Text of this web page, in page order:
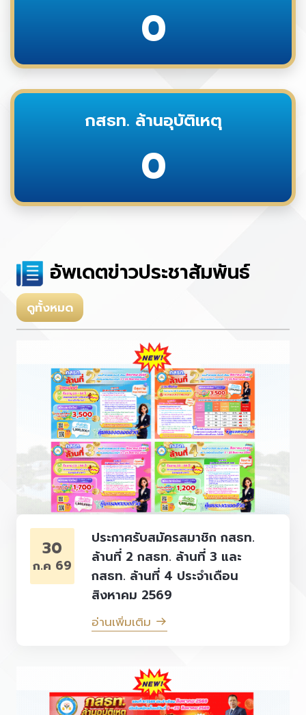
0
กสธท. ล้านอุบัติเหตุ
0
อัพเดตข่าวประชาสัมพันธ์
ดูทั้งหมด
30
ก.ค 69
ประกาศรับสมัครสมาชิก กสธท.
ล้านที่ 2 กสธท. ล้านที่ 3 และ
กสธท. ล้านที่ 4 ประจำเดือน
สิงหาคม 2569
อ่านเพิ่มเติม